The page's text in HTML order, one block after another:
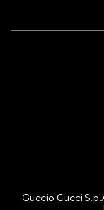
© 2016 - 2025 Guccio